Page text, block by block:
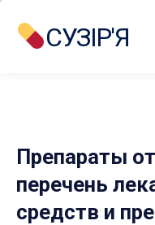
СУЗІР'Я
Препараты
перечень
средств и